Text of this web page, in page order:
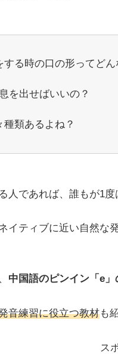
する時の口の形ってどん
を出せばいいの？
種類あるよね？
人であれば、誰もが1
イティブに近い自然な
中国語のピンイン「e
音練習に役立つ教材も
ス